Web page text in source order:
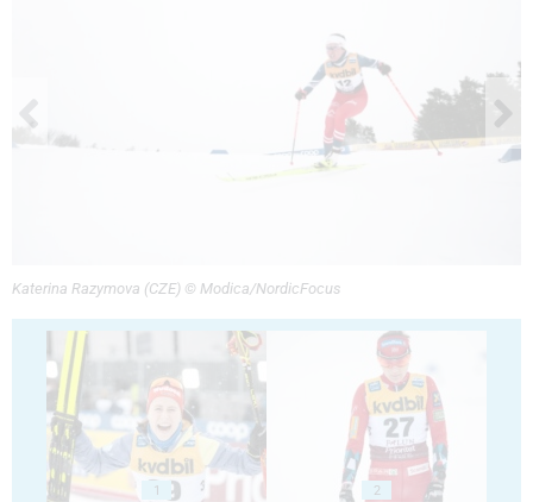
Katerina Razymova (CZE) © Modica/NordicFocus
1 2